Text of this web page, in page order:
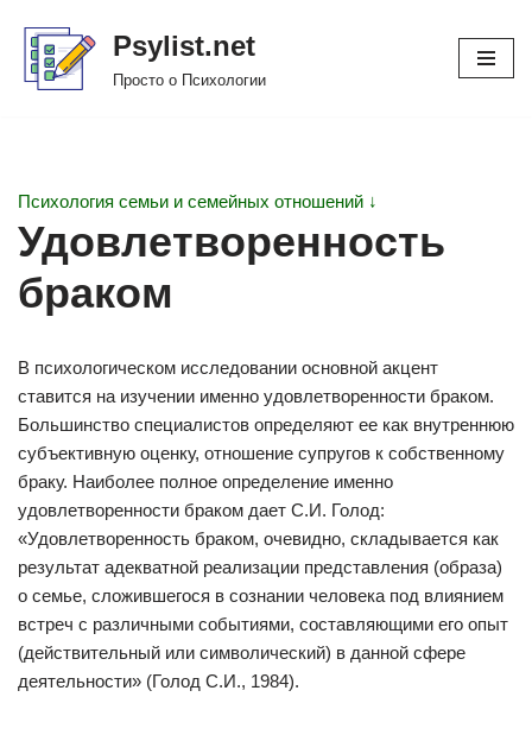
Перейти
Psylist.net
Просто о Психологии
Психология семьи и семейных отношений ↓
Удовлетворенность
браком
В психологическом исследовании основной акцент
ставится на изучении именно удовлетворенности браком.
Большинство специалистов определяют ее как внутреннюю
субъективную оценку, отношение супругов к собственному
браку. Наиболее полное определение именно
удовлетворенности браком дает С.И. Голод:
«Удовлетворенность браком, очевидно, складывается как
результат адекватной реализации представления (образа)
о семье, сложившегося в сознании человека под влиянием
встреч с различными событиями, составляющими его опыт
(действительный или символический) в данной сфере
деятельности» (Голод С.И., 1984).